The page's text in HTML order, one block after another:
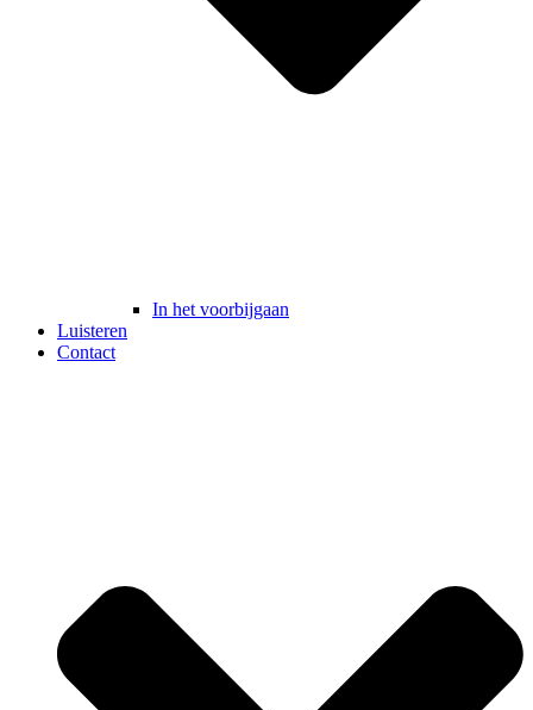
In het voorbijgaan
Luisteren
Contact